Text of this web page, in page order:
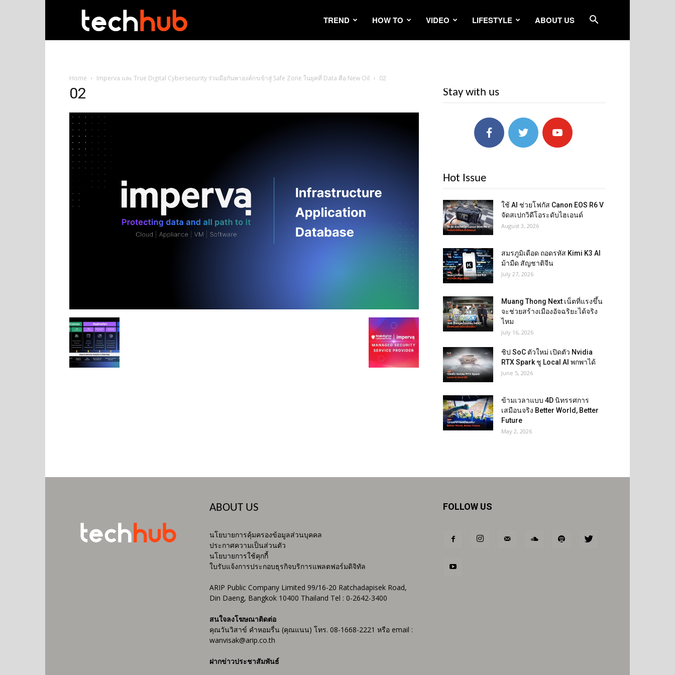
TREND HOW TO VIDEO LIFESTYLE ABOUT US
Home Imperva และ True Digital Cybersecurity ร่วมมือกันพาองค์กรเข้าสู่ Safe Zone ในยุคที่ Data คือ New Oil 02
02 Stay with us
Hot Issue
ใช้ AI ช่วยโฟกัส Canon EOS R6 V
จัดสเปกวิดีโอระดับไฮเอนด์
August 3, 2026
สมรภูมิเดือด ถอดรหัส Kimi K3 AI
ม้ามืด สัญชาติจีน
July 27, 2026
Muang Thong Next เน็ตที่แรงขึ้น
จะช่วยสร้างเมืองอัจฉริยะได้จริง
ไหม
July 16, 2026
ชิป SoC ตัวใหม่ เปิดตัว Nvidia
RTX Spark ชู Local AI พกพาได้
June 5, 2026
ข้ามเวลาแบบ 4D นิทรรศการ
เสมือนจริง Better World, Better
Future
May 2, 2026
ABOUT US
นโยบายการคุ้มครองข้อมูลส่วนบุคคล
ประกาศความเป็นส่วนตัว
นโยบายการใช้คุกกี้
ใบรับแจ้งการประกอบธุรกิจบริการแพลตฟอร์มดิจิทัล
ARIP Public Company Limited 99/16-20 Ratchadapisek Road,
Din Daeng, Bangkok 10400 Thailand Tel : 0-2642-3400
สนใจลงโฆษณาติดต่อ
คุณวันวิสาข์ คำหอมรื่น (คุณแนน) โทร. 08-1668-2221 หรือ email :
wanvisak@arip.co.th
ฝากข่าวประชาสัมพันธ์
FOLLOW US